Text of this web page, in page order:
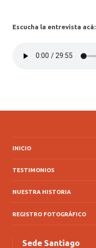
Escucha la entrevista acá:
INICIO
TESTIMONIOS
NUESTRA HISTORIA
REGISTRO FOTOGRÁFICO
Sede Santiago